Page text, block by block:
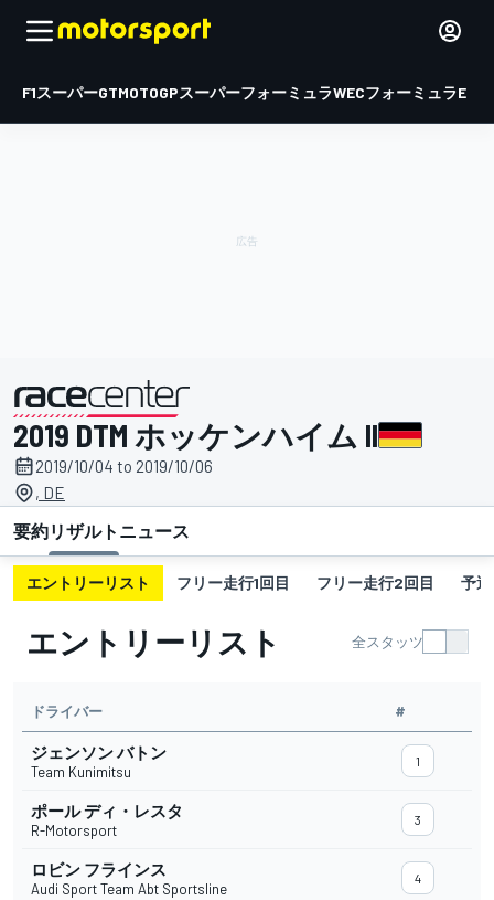
F1スーパーGTMOTOGPスーパーフォーミュラWECフォーミュラE
主催
2019 DTM ホッケンハイム II
2019/10/04 to 2019/10/06
, DE
要約リザルト ニュース
エントリーリスト フリー走行1回目 フリー走行2回目 予選
エントリーリスト 全スタッツ
ドライバー #
ジェンソン バトン
Team Kunimitsu
1
ポール ディ・レスタ
R-Motorsport
3
ロビン フラインス
Audi Sport Team Abt Sportsline
4